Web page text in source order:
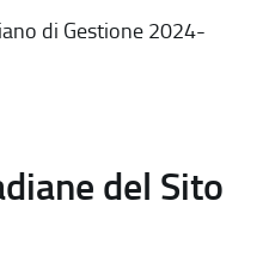
di Gestione 2024-
del Sito